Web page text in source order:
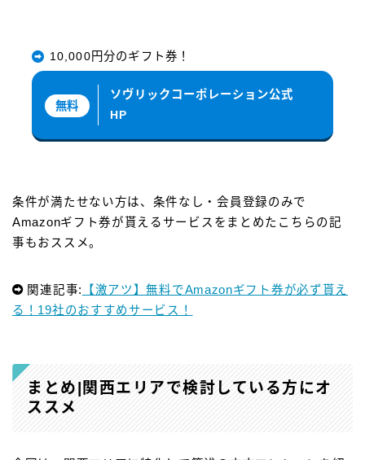
10,000円分のギフト券！
無料
ソヴリックコーポレーション公式
HP
条件が満たせない方は、条件なし・会員登録のみで
Amazonギフト券が貰えるサービスをまとめたこちらの記
事もおススメ。
関連記事:
【激アツ】無料でAmazonギフト券が必ず貰え
る！19社のおすすめサービス！
まとめ|関西エリアで検討している方にオ
ススメ